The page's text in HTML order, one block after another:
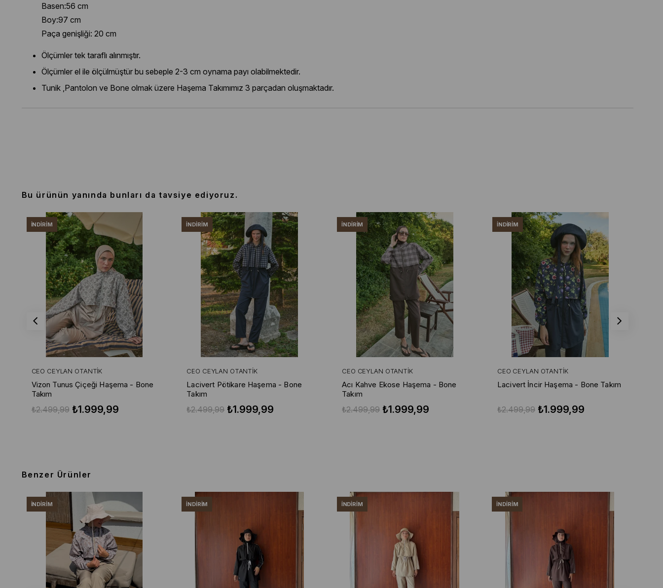
Basen:56 cm
Boy:97 cm
Paça genişliği: 20 cm
Ölçümler tek taraflı alınmıştır.
Ölçümler el ile ölçülmüştür bu sebeple 2-3 cm oynama payı olabilmektedir.
Tunik ,Pantolon ve Bone olmak üzere Haşema Takımımız 3 parçadan oluşmaktadır.
Bu ürünün yanında bunları da tavsiye ediyoruz.
CEO CEYLAN OTANTIK
Vizon Tunus Çiçeği Haşema - Bone
Takım
₺1.999,99
₺2.499,99
İNDIRIM
CEO CEYLAN OTANTIK
Lacivert Pötikare Haşema - Bone
Takım
₺1.999,99
₺2.499,99
İNDIRIM
CEO CEYLAN OTANTIK
Acı Kahve Ekose Haşema - Bone
Takım
₺1.999,99
₺2.499,99
İNDIRIM
CEO CEYLAN OTANTIK
Lacivert İncir Haşema - Bone Takım
₺1.999,99
₺2.499,99
İNDIRIM
Benzer Ürünler
İNDIRIM İNDIRIM İNDIRIM İNDIRIM